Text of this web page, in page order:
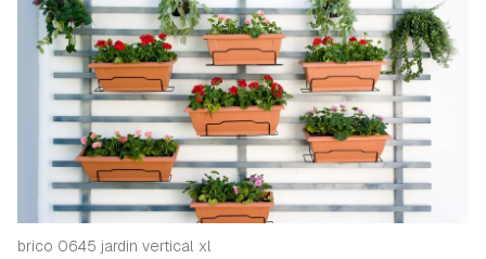
brico 0645 jardin vertical xl